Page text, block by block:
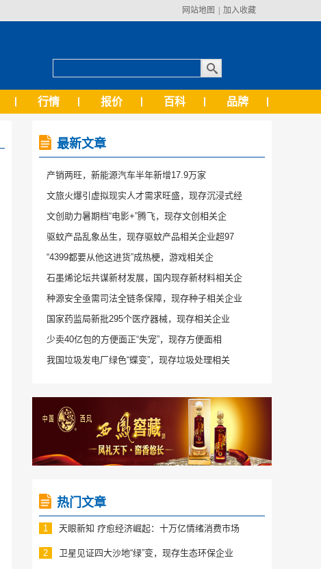
网站地图 加入收藏
行情 报价 百科 品牌
最新文章
产销两旺，新能源汽车半年新增17.9万家
文旅火爆引虚拟现实人才需求旺盛，现存沉浸式经
文创助力暑期档“电影+”腾飞，现存文创相关企
驱蚊产品乱象丛生，现存驱蚊产品相关企业超97
“4399都要从他这进货”成热梗，游戏相关企
石墨烯论坛共谋新材发展，国内现存新材料相关企
种源安全亟需司法全链条保障，现存种子相关企业
国家药监局新批295个医疗器械，现存相关企业
少卖40亿包的方便面正“失宠”，现存方便面相
我国垃圾发电厂绿色“蝶变”，现存垃圾处理相关
热门文章
1 天眼新知 疗愈经济崛起：十万亿情绪消费市场
2 卫星见证四大沙地“绿”变，现存生态环保企业